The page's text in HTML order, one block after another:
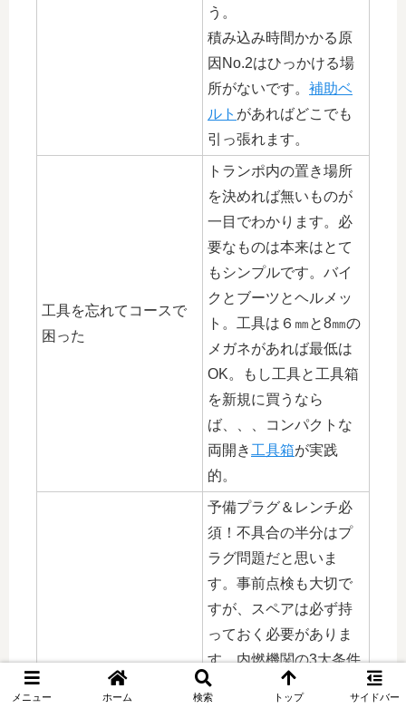
う。
積み込み時間かかる原
因No.2はひっかける場
所がないです。 補助ベ
ルト があればどこでも
引っ張れます。
工具を忘れてコースで
困った
トランポ内の置き場所
を決めれば無いものが
一目でわかります。必
要なものは本来はとて
もシンプルです。バイ
クとブーツとヘルメッ
ト。工具は６㎜と8㎜の
メガネがあれば最低は
OK。もし工具と工具箱
を新規に買うなら
ば、、、コンパクトな
両開き 工具箱が実践
的。
プラグがかぶってエン
予備プラグ＆レンチ必
須！不具合の半分はプ
ラグ問題だと思いま
す。事前点検も大切で
すが、スペアは必ず持
っておく必要がありま
す。内燃機関の3大条件
です。良い燃料、良い
メニュー ホーム 検索 トップ サイドバー